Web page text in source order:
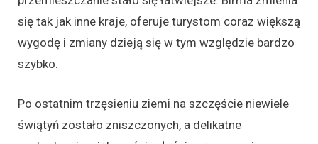
się tak jak inne kraje, oferuje turystom coraz większą
wygodę i zmiany dzieją się w tym względzie bardzo
szybko.
Po ostatnim trzęsieniu ziemi na szczęście niewiele
świątyń zostało zniszczonych, a delikatne